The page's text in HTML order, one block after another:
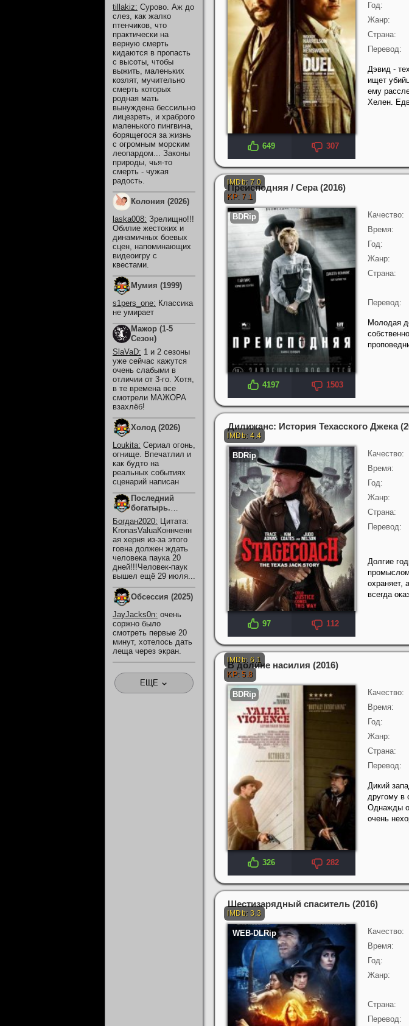
649 307
Год:
Жанр:
Страна:
Перевод:
Дэвид -
ищет
ему
Хелен.
4197 1503
Преисподняя / Сера (2016)
Качество:
Время:
Год:
Жанр:
Страна:
Перевод:
Молодая
97 112
Дилижанс: История Техасского Джека
Качество:
Время:
Год:
Жанр:
Страна:
Перевод:
Долгие
охраняет,
всегда
326 282
В долине насилия (2016)
Качество:
Время:
Год:
Жанр:
Страна:
Перевод:
Дикий
другому в
Однажды
очень
Шестизарядный спаситель (2016)
Качество:
Время:
Год:
Жанр:
Страна:
Перевод:
tillakiz: Сурово. Аж до
слез, как жалко
птенчиков, что
практически на
верную смерть
кидаются в пропасть
с высоты, чтобы
выжить, маленьких
козлят, мучительно
смерть которых
родная мать
вынуждена бессильно
лицезреть, и храброго
маленького пингвина,
борящегося за жизнь
с огромным морским
леопардом... Законы
природы, чья-то
смерть - чужая
радость.
Колония (2026)
laska008: Зрелищно!!!
Обилие жестоких и
динамичных боевых
сцен, напоминающих
видеоигру с
квестами.
Мумия (1999)
s1pers_one: Классика
не умирает
Мажор (1-5
Сезон)
SlaVaD: 1 и 2 сезоны
уже сейчас кажутся
очень слабыми в
отличии от 3-го. Хотя,
в те времена все
смотрели МАЖОРА
взахлёб!
Холод (2026)
Loukita: Сериал огонь,
огнище. Впечатлил и
как будто на
реальных событиях
сценарий написан
Последний
богатырь.
Колобок (2026)
Богдан2020: Цитата:
KronasValuaКоннченн
ая херня из-за этого
говна должен ждать
человека паука 20
дней!!!Человек-паук
вышел ещё 29 июля...
Обсессия (2025)
JayJacks0n: очень
соржно было
смотреть первые 20
минут, хотелось дать
леща через экран.
ЕЩЕ